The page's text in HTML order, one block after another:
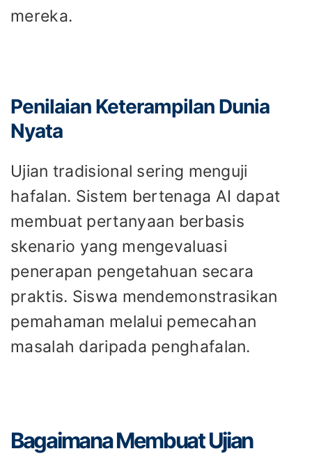
mereka.
Penilaian Keterampilan Dunia
Nyata
Ujian tradisional sering menguji
hafalan. Sistem bertenaga AI dapat
membuat pertanyaan berbasis
skenario yang mengevaluasi
penerapan pengetahuan secara
praktis. Siswa mendemonstrasikan
pemahaman melalui pemecahan
masalah daripada penghafalan.
Bagaimana Membuat Ujian